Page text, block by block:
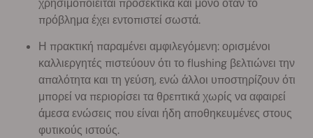
πρόβλημα έχει εντοπιστεί σωστά.
Η πρακτική παραμένει αμφιλεγόμενη: ορισμένοι
καλλιεργητές πιστεύουν ότι το flushing βελτιώνει την
απαλότητα και τη γεύση, ενώ άλλοι υποστηρίζουν ότι
μπορεί να περιορίσει τα θρεπτικά χωρίς να αφαιρεί
άμεσα ενώσεις που είναι ήδη αποθηκευμένες στους
φυτικούς ιστούς.